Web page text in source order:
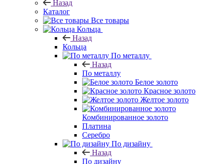
Назад
Каталог
Все товары
Кольца
Назад
Кольца
По металлу
Назад
По металлу
Белое золото
Красное золото
Желтое золото
Комбинированное золото
Платина
Серебро
По дизайну
Назад
По дизайну